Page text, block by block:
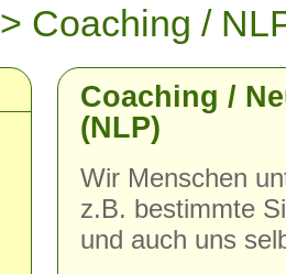
> Coaching /
Coaching /
(NLP)
Wir Menschen
z.B. bestimmte
und auch uns